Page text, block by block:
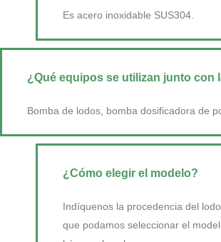
Es acero inoxidable SUS304.
¿Qué equipos se utilizan junto con
Bomba de lodos, bomba dosificadora de
¿Cómo elegir el modelo?
Indíquenos la procedencia del
que podamos seleccionar el